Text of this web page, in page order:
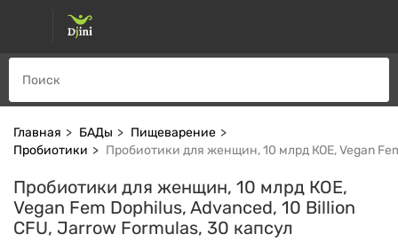
Главная БАДы
Пищеварение
Пробиотики
Пробиотики для женщин, 10 млрд КОЕ, Vegan
Пробиотики для женщин, 10 млрд КОЕ,
Vegan Fem Dophilus, Advanced, 10 Billion
CFU, Jarrow Formulas, 30 капсул